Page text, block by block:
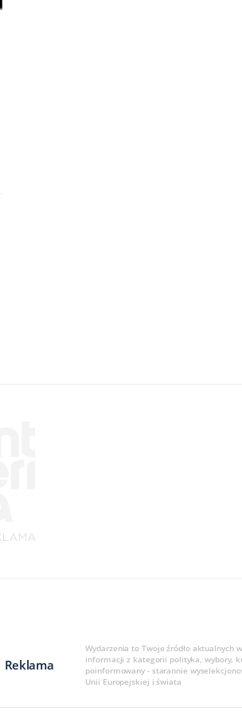
Reklama
Wydarzenia to Twoje źródło aktualnych
informacji z kategorii polityka, wybory,
poinformowany - starannie
Unii Europejskiej i świata